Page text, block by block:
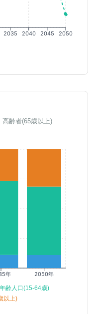
2035 2040 2045 2050
高齢者(65歳以上)
年 2050年
齢人口(15-64歳)
以上)